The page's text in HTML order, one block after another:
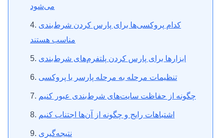
می‌شود
کدام پروکسی‌ها برای پارس کردن شرط‌بندی
مناسب هستند
ابزارها برای پارس کردن پلتفرم‌های شرط‌بندی
تنظیمات مرحله به مرحله پارسر با پروکسی
چگونه از حفاظت سایت‌های شرط‌بندی عبور کنیم
اشتباهات رایج و چگونه از آن‌ها اجتناب کنیم
نتیجه‌گیری